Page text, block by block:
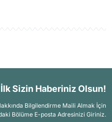
Sizin Haberiniz Olsun!
Bilgilendirme Maili Almak İçin
Bölüme E-posta Adresinizi Giriniz.